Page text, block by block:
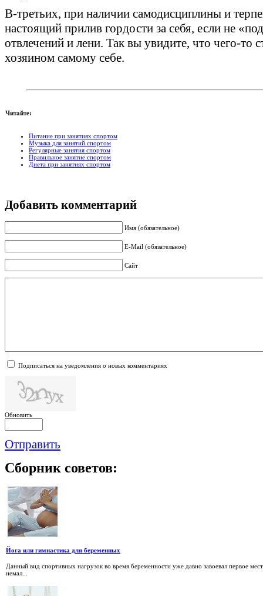
В-третьих, при наличии самодисциплины и
настоящий прилив гордости за себя, если не
отвлечений и лени. Так вы увидите, что чего-то
хозяином самому себе.
Читайте:
Питание при занятиях спортом
Музыка для занятий спортом
Регулярные занятия спортом
Правильное занятие спортом
Диета при занятиях спортом
Добавить комментарий
Имя (обязательное)
E-Mail (обязательное)
Сайт
Подписаться на уведомления о новых комментариях
Обновить
Отправить
Сборник советов:
Йога или гимнастика для беременных
Данный вид спортивных нагрузок во время беременности уже давно завоевал первое
немал...